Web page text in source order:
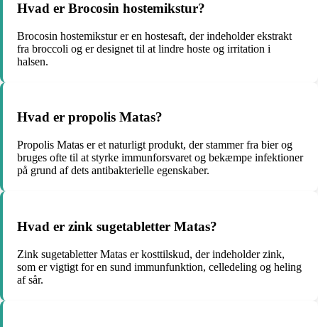
Hvad er Brocosin hostemikstur?
Brocosin hostemikstur er en hostesaft, der indeholder ekstrakt
fra broccoli og er designet til at lindre hoste og irritation i
halsen.
Hvad er propolis Matas?
Propolis Matas er et naturligt produkt, der stammer fra bier og
bruges ofte til at styrke immunforsvaret og bekæmpe infektioner
på grund af dets antibakterielle egenskaber.
Hvad er zink sugetabletter Matas?
Zink sugetabletter Matas er kosttilskud, der indeholder zink,
som er vigtigt for en sund immunfunktion, celledeling og heling
af sår.